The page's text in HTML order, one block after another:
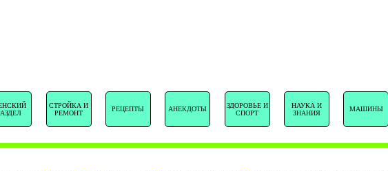
СТРОЙКА И
РЕМОНТ
РЕЦЕПТЫ АНЕКДОТЫ
ЗДОРОВЬЕ И
СПОРТ
НАУКА И
ЗНАНИЯ
МАШИНЫ